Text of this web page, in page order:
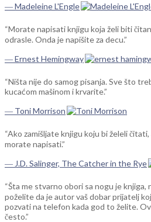
― Madeleine L'Engle
“Morate napisati knjigu koja želi biti
odrasle. Onda je napišite za decu.”
― Ernest Hemingway
“Ništa nije do samog pisanja. Sve što
kucaćom mašinom i krvarite.”
― Toni Morrison
“Ako zamišljate knjigu koju bi želeli
morate napisati.”
― J.D. Salinger, The Catcher in the Rye
“Šta me stvarno obori sa nogu je
poželite da je autor vaš dobar prijatelj
pozvati na telefon kada god to želite.
često.”